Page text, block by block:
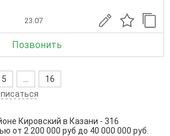
23.07
Позвонить
5
16
Кировский в Казани - 316
от 2 200 000 руб до 40 000 000 руб.